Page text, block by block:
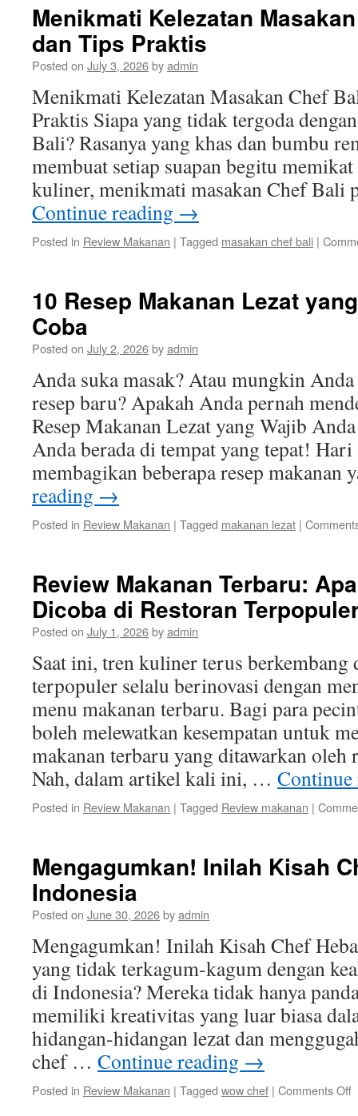
Menikmati Kelezatan
dan Tips Praktis
Posted on July 3, 2026byadmin
Menikmati Kelezatan Masakan Chef
Praktis Siapa yang tidak tergoda
Bali? Rasanya yang khas dan bumbu
membuat setiap suapan begitu
kuliner, menikmati masakan Chef Bali
Continue reading →
Posted in Review Makanan | Tagged masakan chef bali |
10 Resep Makanan Lezat
Coba
Posted on July 2, 2026byadmin
Anda suka masak? Atau mungkin
resep baru? Apakah Anda pernah
Resep Makanan Lezat yang Wajib
Anda berada di tempat yang tepat! Hari
membagikan beberapa resep
reading →
Posted in Review Makanan | Tagged makanan lezat |
Review Makanan Terbaru:
Dicoba di Restoran
Posted on July 1, 2026byadmin
Saat ini, tren kuliner terus berkembang
terpopuler selalu berinovasi dengan
menu makanan terbaru. Bagi para
boleh melewatkan kesempatan untuk
makanan terbaru yang ditawarkan oleh
Nah, dalam artikel kali ini, …
Posted in Review Makanan | Tagged Review makanan |
Mengagumkan! Inilah Kisah
Indonesia
Posted on June 30, 2026byadmin
Mengagumkan! Inilah Kisah Chef
yang tidak terkagum-kagum dengan
di Indonesia? Mereka tidak hanya
memiliki kreativitas yang luar biasa
hidangan-hidangan lezat dan
chef … Continue reading →
Posted in Review Makanan | Tagged wow chef | Comments Off